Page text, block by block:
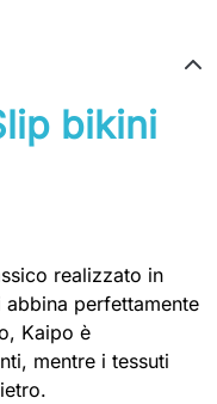
bikini
realizzato in
perfettamente
Kaipo è
mentre i tessuti